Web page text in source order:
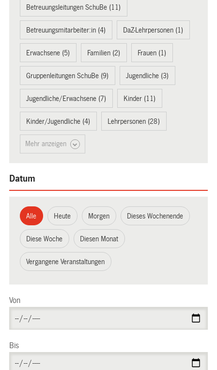
Betreuungsleitungen SchuBe (11)
Betreuungsmitarbeiter:in (4) DaZ-Lehrpersonen (1)
Erwachsene (5) Familien (2) Frauen (1)
Gruppenleitungen SchuBe (9) Jugendliche (3)
Jugendliche/Erwachsene (7) Kinder (11)
Kinder/Jugendliche (4) Lehrpersonen (28)
Mehr anzeigen
Datum
Alle Heute Morgen Dieses Wochenende
Diese Woche Diesen Monat
Vergangene Veranstaltungen
Von
Bis